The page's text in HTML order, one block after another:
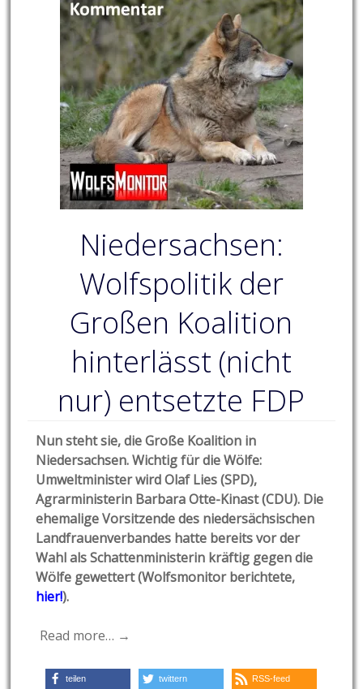
Niedersachsen:
Wolfspolitik der
Großen Koalition
hinterlässt (nicht
nur) entsetzte FDP
Nun steht sie, die Große Koalition in
Niedersachsen. Wichtig für die Wölfe:
Umweltminister wird Olaf Lies (SPD),
Agrarministerin Barbara Otte-Kinast (CDU). Die
ehemalige Vorsitzende des niedersächsischen
Landfrauenverbandes hatte bereits vor der
Wahl als Schattenministerin kräftig gegen die
Wölfe gewettert (Wolfsmonitor berichtete,
hier!).
Read more… →
teilen twittern RSS-feed